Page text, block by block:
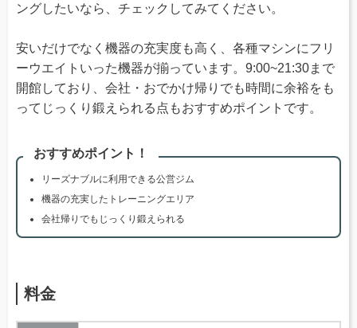
ングしたいなら、チェックしてみてください。
安いだけでなく機器の充実度も高く、各種マシンにフリ
ーウエイトいった機器が揃っています。9:00~21:30まで
開館しており、会社・おでかけ帰りでも時間に余裕をも
ってじっくり鍛えられる点もおすすめポイントです。
おすすめポイント！
リーズナブルに利用できる公営ジム
機器の充実したトレーニングエリア
会社帰りでもじっくり鍛えられる
料金